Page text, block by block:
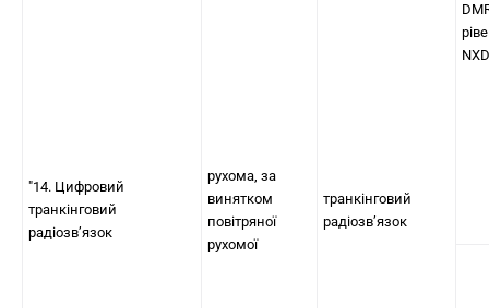
"14. Цифровий
транкінговий
радіозв’язок
рухома, за
винятком
повітряної
рухомої
транкінговий
радіозв’язок